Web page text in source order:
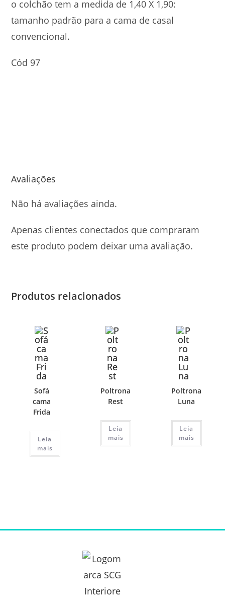
o colchão tem a medida de 1,40 X 1,90:
tamanho padrão para a cama de casal
convencional.
Cód 97
Avaliações
Não há avaliações ainda.
Apenas clientes conectados que compraram
este produto podem deixar uma avaliação.
Produtos relacionados
Sofá
cama
Frida
Leia
mais
Poltrona
Rest
Leia
mais
Poltrona
Luna
Leia
mais